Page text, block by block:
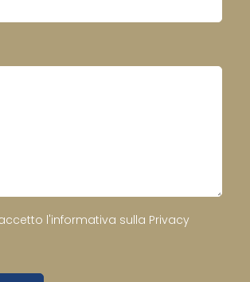
l'informativa sulla Privacy